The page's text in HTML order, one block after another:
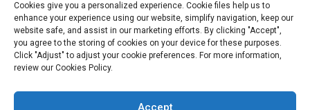
+86 13410678885
Bulletins D'information
Cookies give you a personalized experience. Cookie files help us to
enhance your experience using our website, simplify navigation, keep our
website safe, and assist in our marketing efforts. By clicking "Accept",
you agree to the storing of cookies on your device for these purposes.
Click "Adjust" to adjust your cookie preferences. For more information,
review our Cookies Policy.
Accept